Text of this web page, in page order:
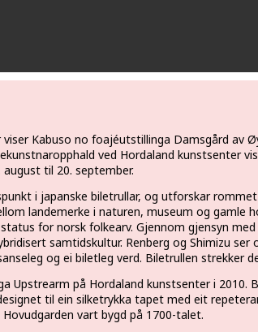
Kabuso no foajéutstillinga Damsgård av
ved Hordaland kunstsenter
til 20. september.
i japanske biletrullar, og utforskar
landemerke i naturen, museum og gamle
for norsk folkearv. Gjennom gjensyn
samtidskultur. Renberg og Shimizu
og ei biletleg verd. Biletrullen strekker
Upstrearm på Hordaland kunstsenter i 2010.
til ein silketrykka tapet med eit
vart bygd på 1700-talet.